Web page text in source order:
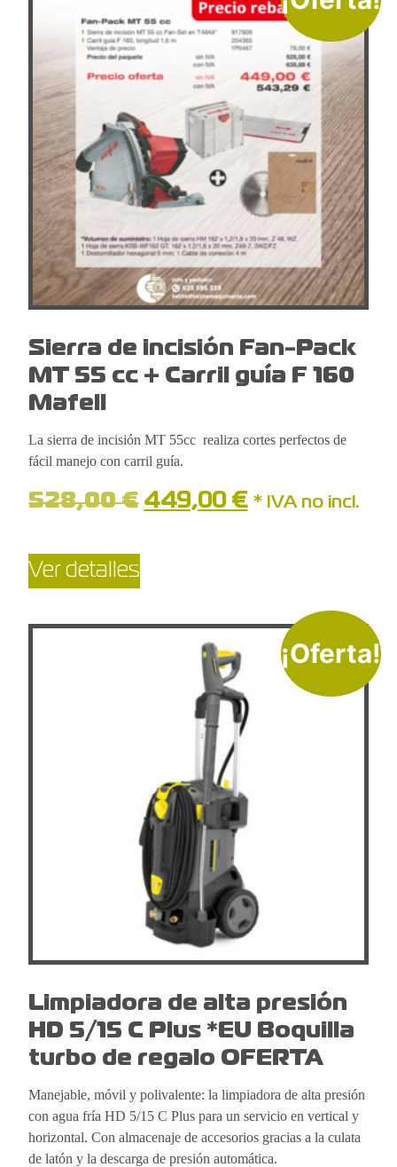
Sierra de incisión Fan-Pack
MT 55 cc + Carril guía F 160
Mafell
La sierra de incisión MT 55cc realiza cortes perfectos de
fácil manejo con carril guía.
528,00€ 449,00 € * IVA no incl.
Ver detalles
¡Oferta!
Limpiadora de alta presión
HD 5/15 C Plus *EU Boquilla
turbo de regalo OFERTA
Manejable, móvil y polivalente: la limpiadora de alta presión
con agua fría HD 5/15 C Plus para un servicio en vertical y
horizontal. Con almacenaje de accesorios gracias a la culata
de latón y la descarga de presión automática.